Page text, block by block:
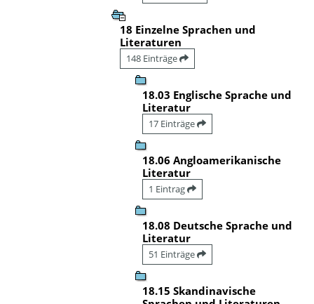
18 Einzelne Sprachen und
Literaturen
148 Einträge
18.03 Englische Sprache und
Literatur
17 Einträge
18.06 Angloamerikanische
Literatur
1 Eintrag
18.08 Deutsche Sprache und
Literatur
51 Einträge
18.15 Skandinavische